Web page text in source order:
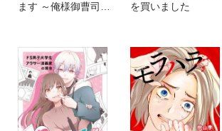
ます ～俺様御曹司と
を買いました